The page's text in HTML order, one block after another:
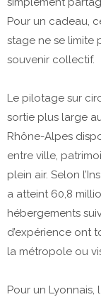
Pour un cadeau,
stage ne se limite
souvenir collectif.
Le pilotage sur
sortie plus large
Rhône-Alpes
entre ville,
plein air. Selon
a atteint 60,8
hébergements
d’expérience ont
la métropole ou
Pour un